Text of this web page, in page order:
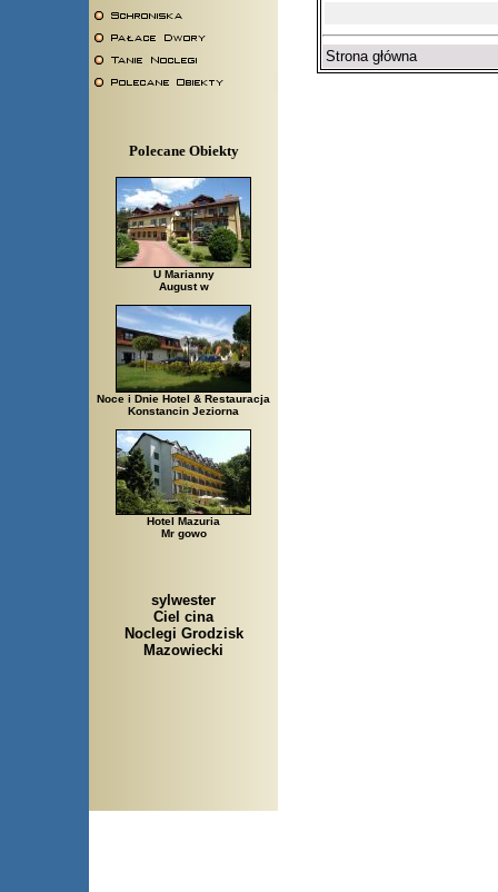
Polecane Obiekty
U Marianny
August w
Noce i Dnie Hotel & Restauracja
Konstancin Jeziorna
Hotel Mazuria
Mr gowo
sylwester
Ciel cina
Noclegi Grodzisk
Mazowiecki
Strona główna